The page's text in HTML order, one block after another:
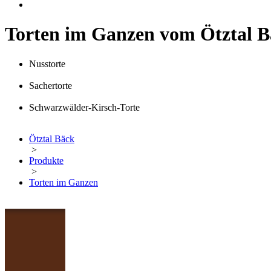
Torten im Ganzen vom Ötztal
Nusstorte
Sachertorte
Schwarzwälder-Kirsch-Torte
Ötztal Bäck
>
Produkte
>
Torten im Ganzen